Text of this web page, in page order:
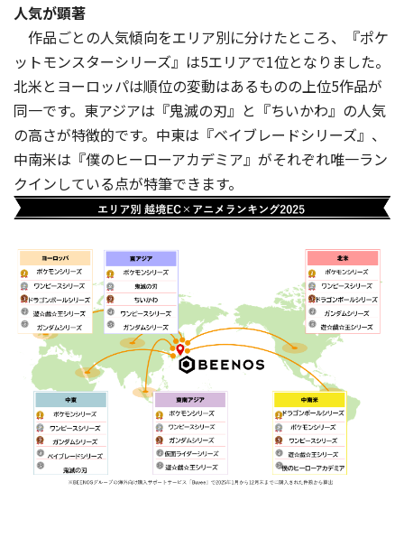
人気が顕著
作品ごとの人気傾向をエリア別に分けたところ、『ポケ
ットモンスターシリーズ』は5エリアで1位となりました。
北米とヨーロッパは順位の変動はあるものの上位5作品が
同一です。東アジアは『鬼滅の刃』と『ちいかわ』の人気
の高さが特徴的です。中東は『ベイブレードシリーズ』、
中南米は『僕のヒーローアカデミア』がそれぞれ唯一ラン
クインしている点が特筆できます。